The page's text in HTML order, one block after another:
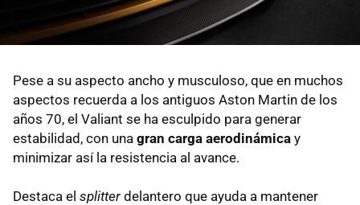
Pese a su aspecto ancho y musculoso, que en muchos
aspectos recuerda a los antiguos Aston Martin de los
años 70, el Valiant se ha esculpido para generar
estabilidad, con una gran carga aerodinámica y
minimizar así la resistencia al avance.
Destaca el splitter delantero que ayuda a mantener